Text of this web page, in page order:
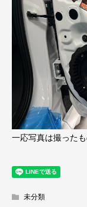
一応写真は撮った
未分類